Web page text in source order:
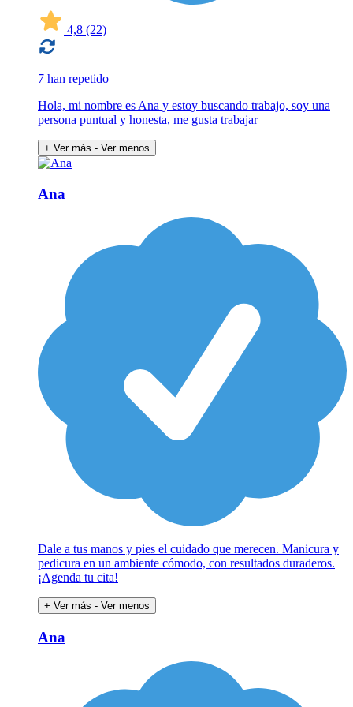
4,8 (22)
7 han repetido
Hola, mi nombre es Ana y estoy buscando trabajo, soy una
persona puntual y honesta, me gusta trabajar
+ Ver más - Ver menos
Ana
Dale a tus manos y pies el cuidado que merecen. Manicura y
pedicura en un ambiente cómodo, con resultados duraderos.
¡Agenda tu cita!
+ Ver más - Ver menos
Ana